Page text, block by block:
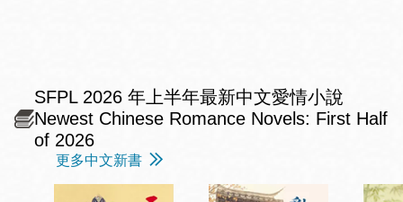
SFPL 2026 年上半年最新中文愛情小說
Newest Chinese Romance Novels: First Half
of 2026
更多中文新書